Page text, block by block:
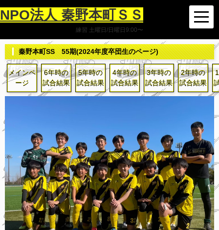
NPO法人 秦野本町ＳＳ
練習 土曜日/日曜日9:00〜
秦野本町SS 55期(2024年度卒団生のページ)
メインペ
ージ
6年時の
試合結果
5年時の
試合結果
4年時の
試合結果
3年時の
試合結果
2年時の
試合結果